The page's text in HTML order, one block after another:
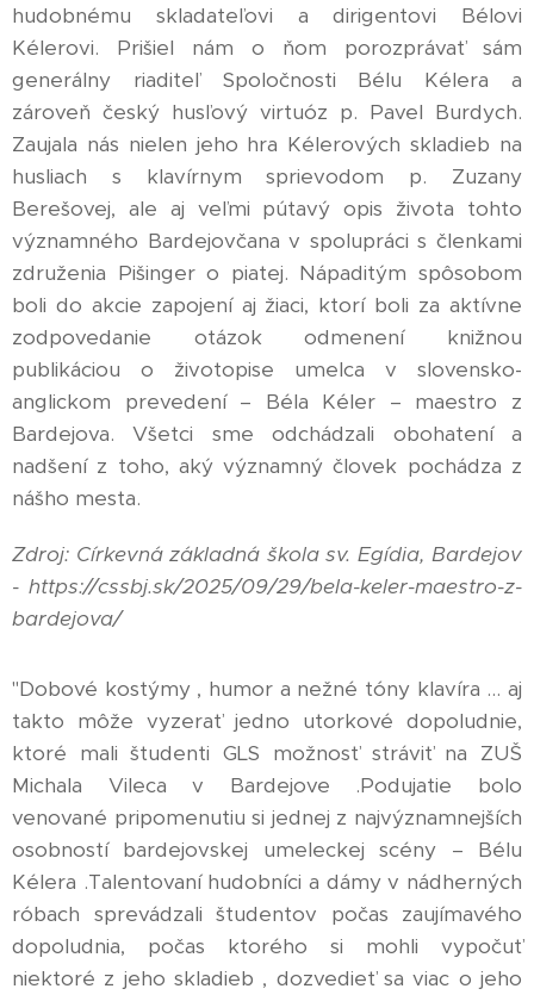
hudobnému skladateľovi a dirigentovi Bélovi
Kélerovi. Prišiel nám o ňom porozprávať sám
generálny riaditeľ Spoločnosti Bélu Kélera a
zároveň český husľový virtuóz p. Pavel Burdych.
Zaujala nás nielen jeho hra Kélerových skladieb na
husliach s klavírnym sprievodom p. Zuzany
Berešovej, ale aj veľmi pútavý opis života tohto
významného Bardejovčana v spolupráci s členkami
združenia Pišinger o piatej. Nápaditým spôsobom
boli do akcie zapojení aj žiaci, ktorí boli za aktívne
zodpovedanie otázok odmenení knižnou
publikáciou o životopise umelca v slovensko-
anglickom prevedení – Béla Kéler – maestro z
Bardejova. Všetci sme odchádzali obohatení a
nadšení z toho, aký významný človek pochádza z
nášho mesta.
Zdroj: Církevná základná škola sv. Egídia, Bardejov
- https://cssbj.sk/2025/09/29/bela-keler-maestro-z-
bardejova/
"Dobové kostýmy , humor a nežné tóny klavíra ... aj
takto môže vyzerať jedno utorkové dopoludnie,
ktoré mali študenti GLS možnosť stráviť na ZUŠ
Michala Vileca v Bardejove .Podujatie bolo
venované pripomenutiu si jednej z najvýznamnejších
osobností bardejovskej umeleckej scény – Bélu
Kélera .Talentovaní hudobníci a dámy v nádherných
róbach sprevádzali študentov počas zaujímavého
dopoludnia, počas ktorého si mohli vypočuť
niektoré z jeho skladieb , dozvedieť sa viac o jeho